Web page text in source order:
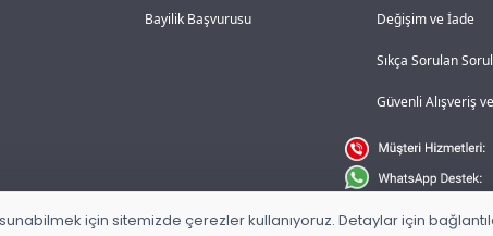
Bayilik Başvurusu Değişim ve İade
Sıkça Sorulan
Güvenli Alışveriş
için sitemizde çerezler kullanıyoruz. Detaylar için